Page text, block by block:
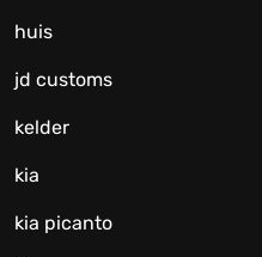
huis
jd customs
kelder
kia
kia picanto